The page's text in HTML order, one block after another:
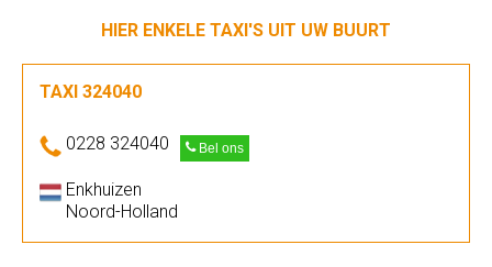
HIER ENKELE TAXI'S UIT UW BUURT
TAXI 324040
0228 324040 Bel ons
Enkhuizen
Noord-Holland